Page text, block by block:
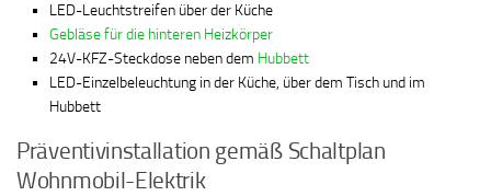
LED-Leuchtstreifen über der Küche
Gebläse für die hinteren Heizkörper
24V-KFZ-Steckdose neben dem Hubbett
LED-Einzelbeleuchtung in der Küche, über dem Tisch und im
Hubbett
Präventivinstallation gemäß Schaltplan
Wohnmobil-Elektrik